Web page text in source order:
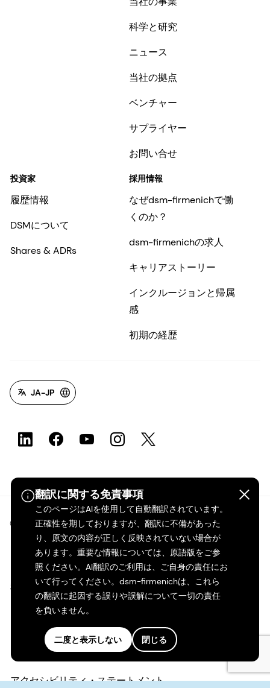
翻訳に関する免責事項
このページはAIを使用して自動翻訳されています。
正確性を期しておりますが、翻訳に不備があった
り、原文の内容が正しく反映されていない場合が
あります。重要な情報については、原語版をご参
照ください。AI翻訳のご利用は、ご自身の責任にお
いて行ってください。dsm-firmenichは、これら
の翻訳に起因する誤りや誤解について一切の責任
を負いません。
二度と表示しない 閉じる
科学と研究
ニュース
当社の拠点
ベンチャー
サプライヤー
お問い合せ
投資家
履歴情報
DSMについて
Shares & ADRs
採用情報
なぜdsm-firmenichで働
くのか？
dsm-firmenichの求人
キャリアストーリー
インクルージョンと帰属
感
初期の経歴
JA-JP
©2026 dsm-firmenich。無断転載・複製を禁じます。
プライバシーポリシー
利用規約
ご利用条件
カリフォルニアの透明性
アクセシビリティ・ステートメント